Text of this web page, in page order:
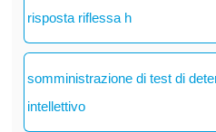
risposta riflessa h
somministrazione di test di
intellettivo